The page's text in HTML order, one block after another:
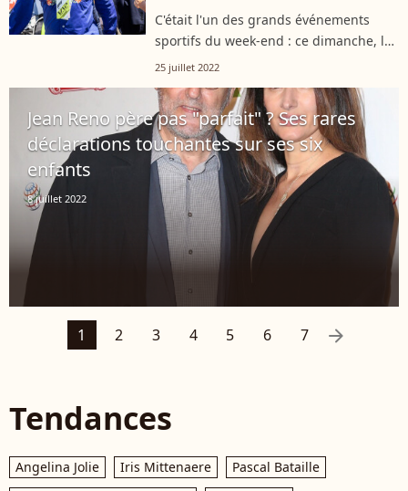
C'était l'un des grands événements
sportifs du week-end : ce dimanche, la
Formule 1 était au Castellet, dans le
remporté son 7ème Grand Prix de...
25 juillet 2022
Jean Reno père pas "parfait" ? Ses rares
déclarations touchantes sur ses six
enfants
8 juillet 2022
1 2 3 4 5 6 7 arrow_right
Tendances
Angelina Jolie Iris Mittenaere
Pascal Bataille